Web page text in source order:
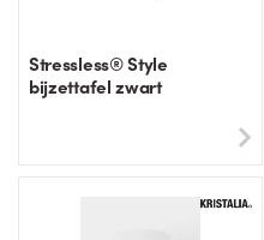
Stressless® Style
bijzettafel zwart